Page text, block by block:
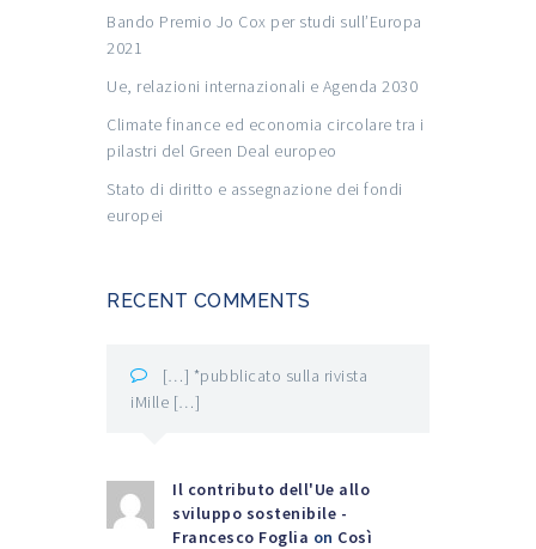
Bando Premio Jo Cox per studi sull’Europa
2021
Ue, relazioni internazionali e Agenda 2030
Climate finance ed economia circolare tra i
pilastri del Green Deal europeo
Stato di diritto e assegnazione dei fondi
europei
RECENT COMMENTS
[…] *pubblicato sulla rivista
iMille […]
Il contributo dell'Ue allo
sviluppo sostenibile -
Francesco Foglia on Così